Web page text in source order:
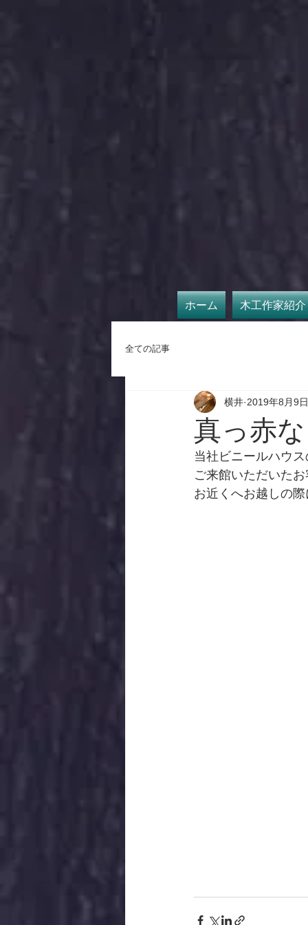
ホーム 木工作家紹介
全ての記事
真っ赤
横井 2019年8月9日
当社ビニールハウ
ご来館いただいた
お近くへお越しの